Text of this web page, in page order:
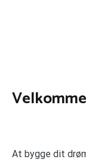
At bygge dit